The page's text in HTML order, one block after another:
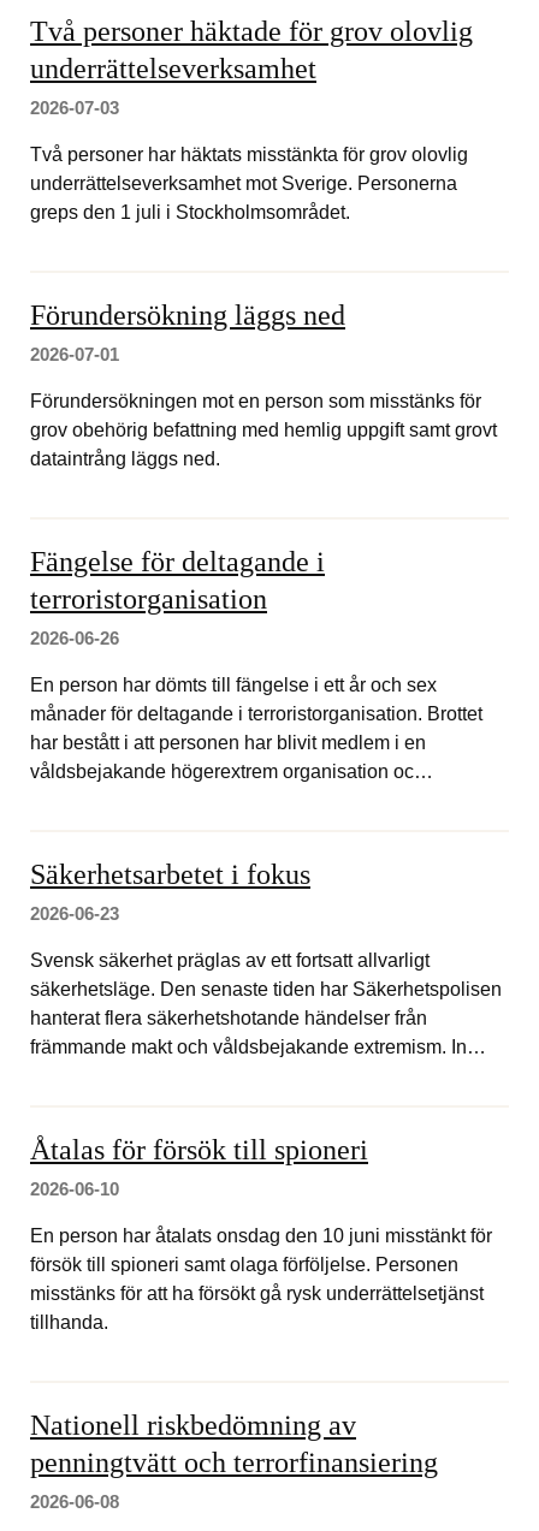
Två personer häktade för grov olovlig
underrättelseverksamhet
2026-07-03
Två personer har häktats misstänkta för grov olovlig
underrättelseverksamhet mot Sverige. Personerna
greps den 1 juli i Stockholmsområdet.
Förundersökning läggs ned
2026-07-01
Förundersökningen mot en person som misstänks för
grov obehörig befattning med hemlig uppgift samt grovt
dataintrång läggs ned.
Fängelse för deltagande i
terroristorganisation
2026-06-26
En person har dömts till fängelse i ett år och sex
månader för deltagande i terroristorganisation. Brottet
har bestått i att personen har blivit medlem i en
våldsbejakande högerextrem organisation oc…
Säkerhetsarbetet i fokus
2026-06-23
Svensk säkerhet präglas av ett fortsatt allvarligt
säkerhetsläge. Den senaste tiden har Säkerhetspolisen
hanterat flera säkerhetshotande händelser från
främmande makt och våldsbejakande extremism. In…
Åtalas för försök till spioneri
2026-06-10
En person har åtalats onsdag den 10 juni misstänkt för
försök till spioneri samt olaga förföljelse. Personen
misstänks för att ha försökt gå rysk underrättelsetjänst
tillhanda.
Nationell riskbedömning av
penningtvätt och terrorfinansiering
2026-06-08